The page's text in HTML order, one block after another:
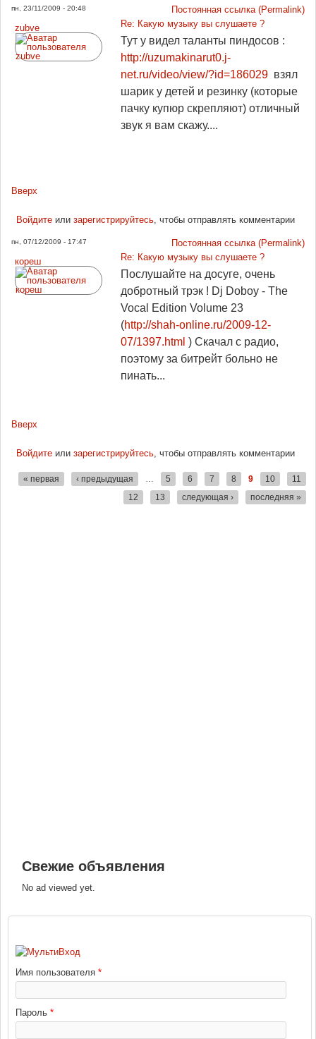
пн, 23/11/2009 - 20:48
Постоянная ссылка (Permalink)
zubve
Re: Какую музыку вы слушаете ?
Тут у видел таланты пиндосов :
http://uzumakinarut0.j-
net.ru/video/view/?id=186029 взял
шарик у детей и резинку (которые
пачку купюр скрепляют) отличный
звук я вам скажу....
Вверх
Войдитеили зарегистрируйтесь, чтобы отправлять комментарии
пн, 07/12/2009 - 17:47
Постоянная ссылка (Permalink)
кореш
Re: Какую музыку вы слушаете ?
Послушайте на досуге, очень
добротный трэк ! Dj Doboy - The
Vocal Edition Volume 23
(http://shah-online.ru/2009-12-
07/1397.html ) Скачал с радио,
поэтому за битрейт больно не
пинать...
Вверх
Войдитеили зарегистрируйтесь, чтобы отправлять комментарии
« первая ‹ предыдущая … 5 6 7 8 9 10
11
12
13 следующая › последняя »
Свежие объявления
No ad viewed yet.
Имя пользователя *
Пароль *